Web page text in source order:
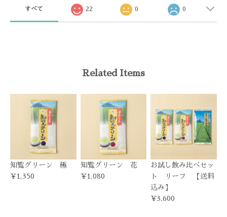
すべて 22 0 0
Related Items
知覧グリーン 極
¥1,350
知覧グリーン 花
¥1,080
お試し飲み比べセッ
ト リーフ 【送料
込み】
¥3,600